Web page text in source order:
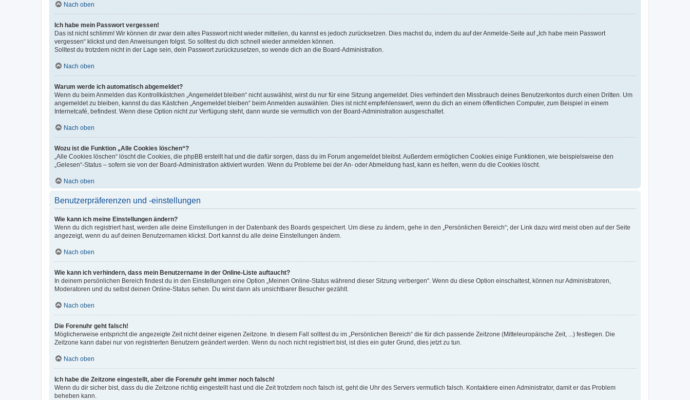
Nach oben
Ich habe mein Passwort vergessen!
Das ist nicht schlimm! Wir können dir zwar dein altes Passwort nicht wieder mitteilen, du kannst es jedoch zurücksetzen. Dies machst du, indem du auf der Anmelde-Seite auf „Ich habe mein Passwort
vergessen“ klickst und den Anweisungen folgst. So solltest du dich schnell wieder anmelden können.
Solltest du trotzdem nicht in der Lage sein, dein Passwort zurückzusetzen, so wende dich an die Board-Administration.
Nach oben
Warum werde ich automatisch abgemeldet?
Wenn du beim Anmelden das Kontrollkästchen „Angemeldet bleiben“ nicht auswählst, wirst du nur für eine Sitzung angemeldet. Dies verhindert den Missbrauch deines Benutzerkontos durch einen Dritten. Um
angemeldet zu bleiben, kannst du das Kästchen „Angemeldet bleiben“ beim Anmelden auswählen. Dies ist nicht empfehlenswert, wenn du dich an einem öffentlichen Computer, zum Beispiel in einem
Internetcafé, befindest. Wenn diese Option nicht zur Verfügung steht, dann wurde sie vermutlich von der Board-Administration ausgeschaltet.
Nach oben
Wozu ist die Funktion „Alle Cookies löschen“?
„Alle Cookies löschen“ löscht die Cookies, die phpBB erstellt hat und die dafür sorgen, dass du im Forum angemeldet bleibst. Außerdem ermöglichen Cookies einige Funktionen, wie beispielsweise den
„Gelesen“-Status – sofern sie von der Board-Administration aktiviert wurden. Wenn du Probleme bei der An- oder Abmeldung hast, kann es helfen, wenn du die Cookies löscht.
Nach oben
Benutzerpräferenzen und -einstellungen
Wie kann ich meine Einstellungen ändern?
Wenn du dich registriert hast, werden alle deine Einstellungen in der Datenbank des Boards gespeichert. Um diese zu ändern, gehe in den „Persönlichen Bereich“; der Link dazu wird meist oben auf der Seite
angezeigt, wenn du auf deinen Benutzernamen klickst. Dort kannst du alle deine Einstellungen ändern.
Nach oben
Wie kann ich verhindern, dass mein Benutzername in der Online-Liste auftaucht?
In deinem persönlichen Bereich findest du in den Einstellungen eine Option „Meinen Online-Status während dieser Sitzung verbergen“. Wenn du diese Option einschaltest, können nur Administratoren,
Moderatoren und du selbst deinen Online-Status sehen. Du wirst dann als unsichtbarer Besucher gezählt.
Nach oben
Die Forenuhr geht falsch!
Möglicherweise entspricht die angezeigte Zeit nicht deiner eigenen Zeitzone. In diesem Fall solltest du im „Persönlichen Bereich“ die für dich passende Zeitzone (Mitteleuropäische Zeit, ...) festlegen. Die
Zeitzone kann dabei nur von registrierten Benutzern geändert werden. Wenn du noch nicht registriert bist, ist dies ein guter Grund, dies jetzt zu tun.
Nach oben
Ich habe die Zeitzone eingestellt, aber die Forenuhr geht immer noch falsch!
Wenn du dir sicher bist, dass du die Zeitzone richtig eingestellt hast und die Zeit trotzdem noch falsch ist, geht die Uhr des Servers vermutlich falsch. Kontaktiere einen Administrator, damit er das Problem
beheben kann.